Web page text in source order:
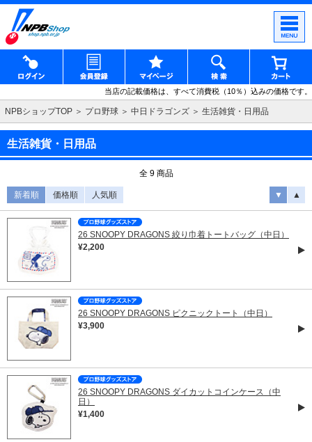
当店の記載価格は、すべて消費税（10％）込みの価格です。
NPBショップTOP プロ野球 中日ドラゴンズ 生活雑貨・日用品
生活雑貨・日用品
全 9 商品
新着順 価格順 人気順 ▼ ▲
26 SNOOPY DRAGONS 絞り巾着トートバッグ（中日）
¥2,200
26 SNOOPY DRAGONS ピクニックトート（中日）
¥3,900
26 SNOOPY DRAGONS ダイカットコインケース（中
日）
¥1,400